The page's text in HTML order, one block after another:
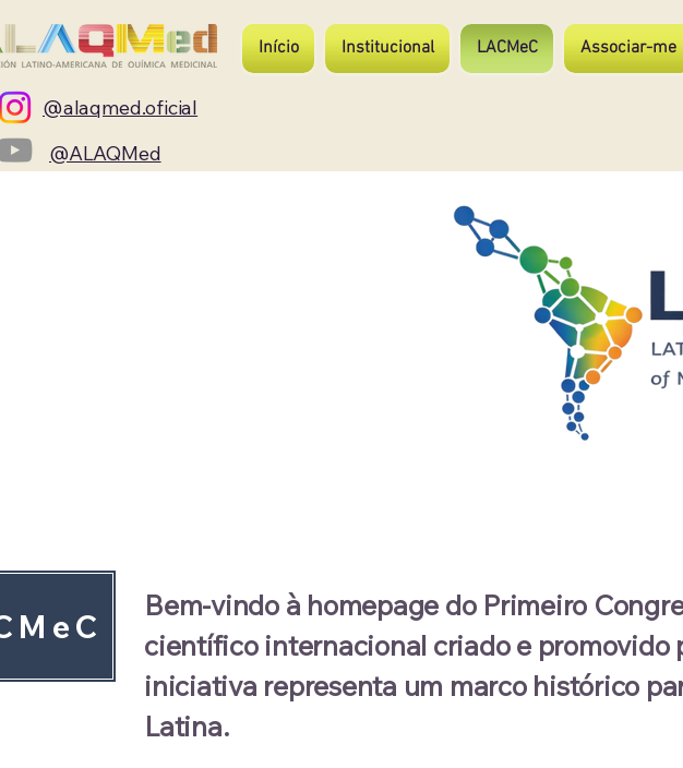
Início Institucional LACMeC Associar-me
@alaqmed.oficial
@ALAQMed
Bem-vindo à homepage do Primeiro
científico internacional criado e promovido
iniciativa representa um marco histórico
Latina.